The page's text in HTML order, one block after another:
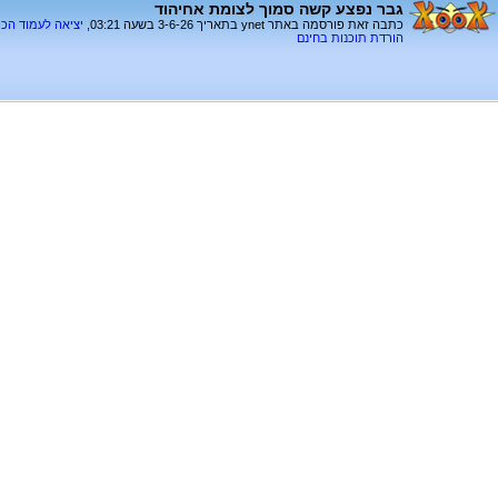
גבר נפצע קשה סמוך לצומת אחיהוד
כתבה זאת פורסמה באתר ynet בתאריך 3-6-26 בשעה 03:21, יציאה לעמוד
הורדת תוכנות בחינם